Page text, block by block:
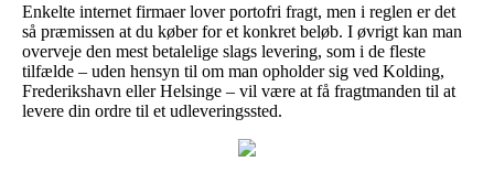
Enkelte internet firmaer lover portofri fragt, men i reglen er det
så præmissen at du køber for et konkret beløb. I øvrigt kan man
overveje den mest betalelige slags levering, som i de fleste
tilfælde – uden hensyn til om man opholder sig ved Kolding,
Frederikshavn eller Helsinge – vil være at få fragtmanden til at
levere din ordre til et udleveringssted.